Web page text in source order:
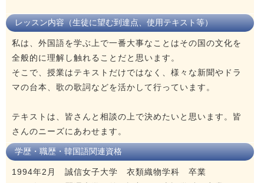
レッスン内容（生徒に望む到達点、使用テキスト等）
私は、外国語を学ぶ上で一番大事なことはその国の文化を
全般的に理解し触れることだと思います。
そこで、授業はテキストだけではなく、様々な新聞やドラ
マの台本、歌の歌詞などを活かして行っています。
テキストは、皆さんと相談の上で決めたいと思います。皆
さんのニーズにあわせます。
学歴・職歴・韓国語関連資格
1994年2月 誠信女子大学 衣類織物学科 卒業